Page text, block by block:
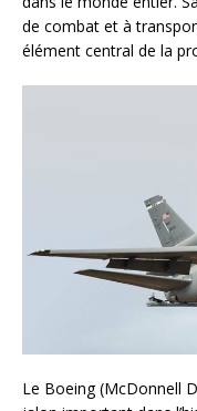
de combat et à
élément central de la
Le Boeing (McDonnell